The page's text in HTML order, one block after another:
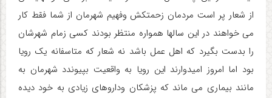
از شعار پر است مردمان زحمتکش وفهیم شهرمان از شما فقط کار
می خواهند در این سالها همواره منتظر بودند کسی زمام شهرشان
را بدست بگیرد که اهل عمل باشد نه شعار که متاسفانه یک رویا
بود اما امروز امیدوارند این رویا به واقعیت بپیوندد شهرمان به
مانند بیماری می ماند که پزشکان وداروهای زیادی به خود دیده